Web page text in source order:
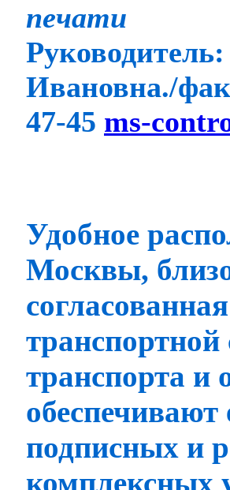
печати
Ивановна./
47-45 ms-
Удобное
Москвы,
транспорта и
подписных и
комплексных